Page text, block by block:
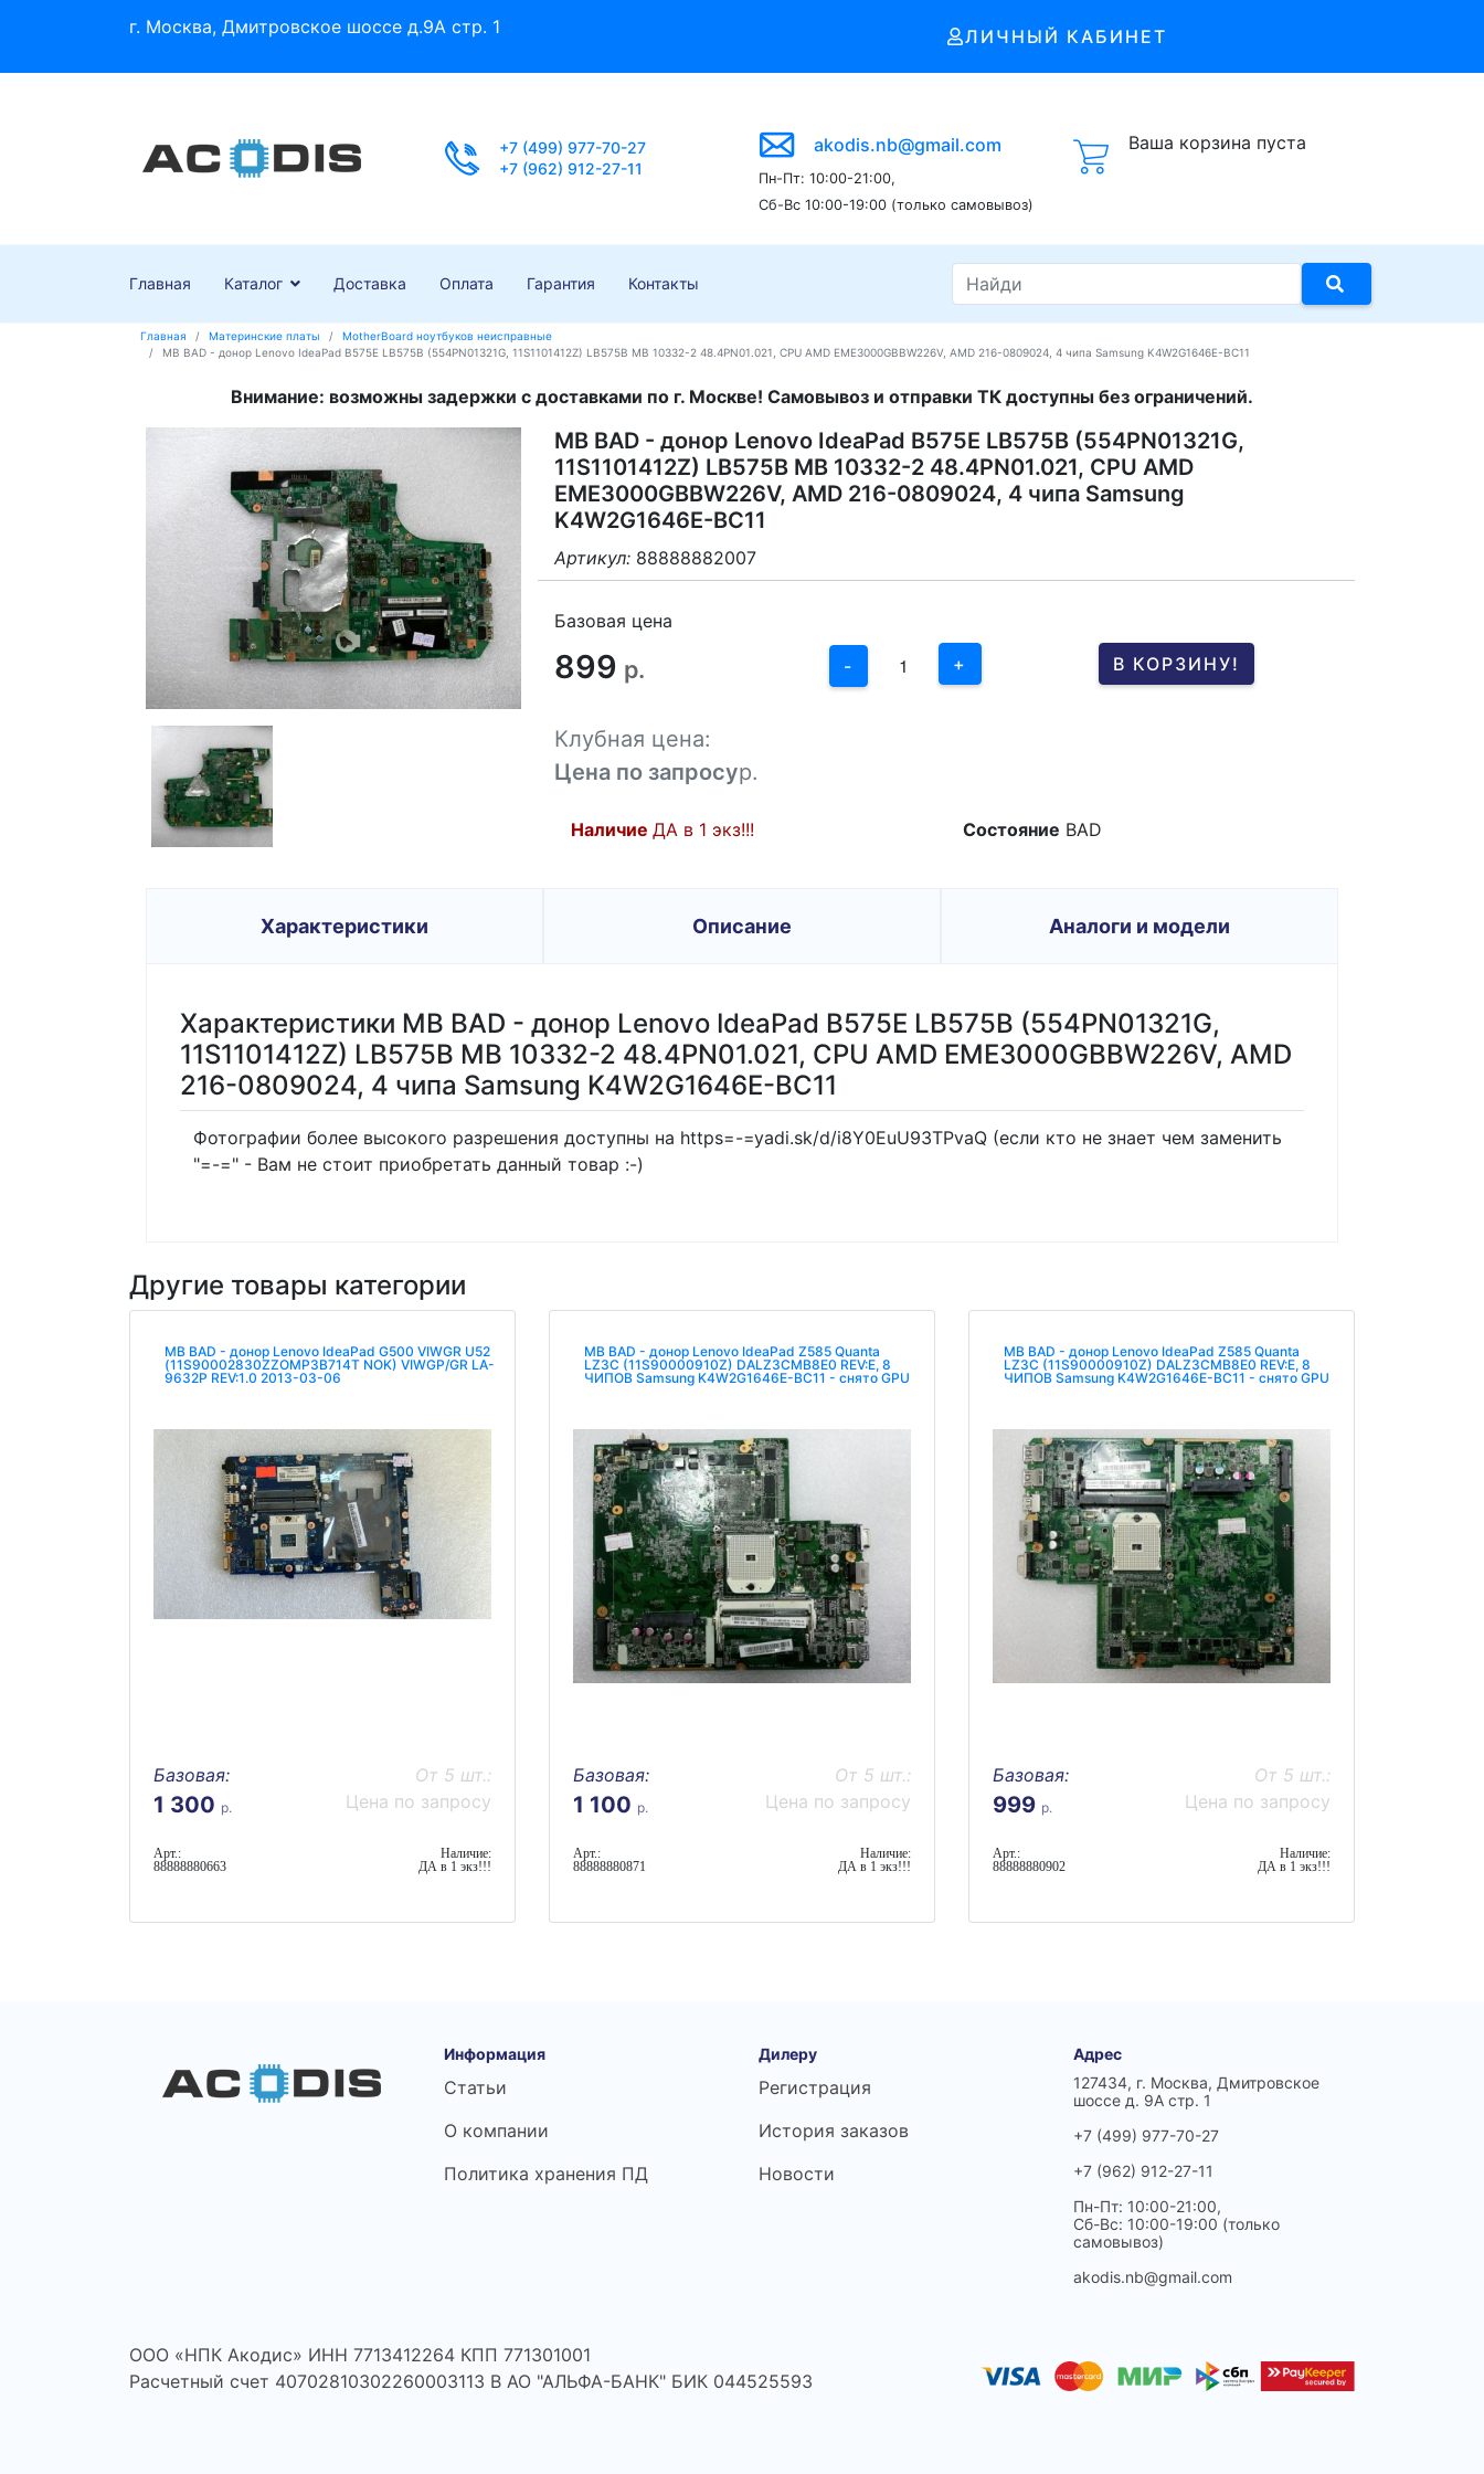
г. Москва, Дмитровское шоссе д.9А стр. 1 ЛИЧНЫЙ КАБИНЕТ
+7 (499) 977-70-27
+7 (962) 912-27-11
akodis.nb@gmail.com
Пн-Пт: 10:00-21:00,
Сб-Вс 10:00-19:00 (только самовывоз)
Ваша корзина пуста
Главная Каталог Доставка Оплата Гарантия Контакты
Главная Материнские платы
MotherBoard ноутбуков неисправные
MB BAD - донор Lenovo IdeaPad B575E LB575B (554PN01321G, 11S1101412Z) LB575B MB 10332-2 48.4PN01.021, CPU AMD EME3000GBBW226V, AMD 216-0809024, 4 чипа Samsung K4W2G1646E-BC11
Внимание: возможны задержки с доставками по г. Москве! Самовывоз и отправки ТК доступны без ограничений.
MB BAD - донор Lenovo IdeaPad B575E LB575B (554PN01321G,
11S1101412Z) LB575B MB 10332-2 48.4PN01.021, CPU AMD
EME3000GBBW226V, AMD 216-0809024, 4 чипа Samsung
K4W2G1646E-BC11
Артикул: 88888882007
Базовая цена
899 р. -
3
1
+ В КОРЗИНУ!
Клубная цена:
Цена по запросур.
Наличие ДА в 1 экз!!! Состояние BAD
Характеристики Описание Аналоги и модели
Характеристики MB BAD - донор Lenovo IdeaPad B575E LB575B (554PN01321G,
11S1101412Z) LB575B MB 10332-2 48.4PN01.021, CPU AMD EME3000GBBW226V, AMD
216-0809024, 4 чипа Samsung K4W2G1646E-BC11
Фотографии более высокого разрешения доступны на https=-=yadi.sk/d/i8Y0EuU93TPvaQ (если кто не знает чем заменить
"=-=" - Вам не стоит приобретать данный товар :-)
Другие товары категории
MB BAD - донор Lenovo IdeaPad G500 VIWGR U52
(11S90002830ZZOMP3B714T NOK) VIWGP/GR LA-
9632P REV:1.0 2013-03-06
Базовая:
1 300 р.
От 5 шт.:
Цена по запросу
Арт.:
88888880663
Наличие:
ДА в 1 экз!!!
MB BAD - донор Lenovo IdeaPad Z585 Quanta
LZ3C (11S90000910Z) DALZ3CMB8E0 REV:E, 8
ЧИПОВ Samsung K4W2G1646E-BC11 - снято GPU
Базовая:
1 100 р.
От 5 шт.:
Цена по запросу
Арт.:
88888880871
Наличие:
ДА в 1 экз!!!
MB BAD - донор Lenovo IdeaPad Z585 Quanta
LZ3C (11S90000910Z) DALZ3CMB8E0 REV:E, 8
ЧИПОВ Samsung K4W2G1646E-BC11 - снято GPU
Базовая:
999 р.
От 5 шт.:
Цена по запросу
Арт.:
88888880902
Наличие:
ДА в 1 экз!!!
Информация
Статьи
О компании
Политика хранения ПД
Дилеру
Регистрация
История заказов
Новости
Адрес
127434, г. Москва, Дмитровское
шоссе д. 9А стр. 1
+7 (499) 977-70-27
+7 (962) 912-27-11
Пн-Пт: 10:00-21:00,
Сб-Вс: 10:00-19:00 (только
самовывоз)
akodis.nb@gmail.com
ООО «НПК Акодис» ИНН 7713412264 КПП 771301001
Расчетный счет 40702810302260003113 В АО "АЛЬФА-БАНК" БИК 044525593